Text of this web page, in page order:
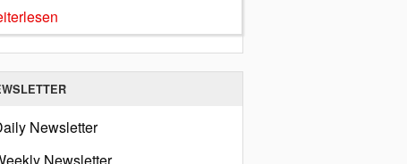
Newsletter